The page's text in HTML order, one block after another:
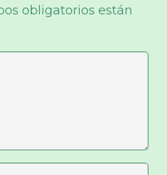
obligatorios están